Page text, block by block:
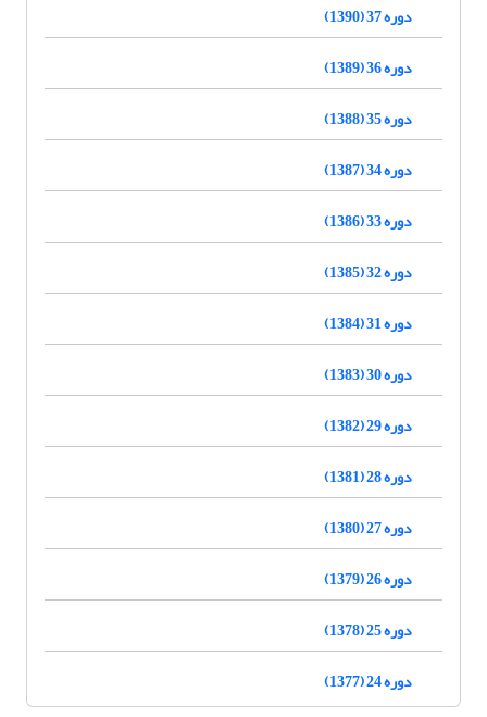
دوره 37 (1390)
دوره 36 (1389)
دوره 35 (1388)
دوره 34 (1387)
دوره 33 (1386)
دوره 32 (1385)
دوره 31 (1384)
دوره 30 (1383)
دوره 29 (1382)
دوره 28 (1381)
دوره 27 (1380)
دوره 26 (1379)
دوره 25 (1378)
دوره 24 (1377)